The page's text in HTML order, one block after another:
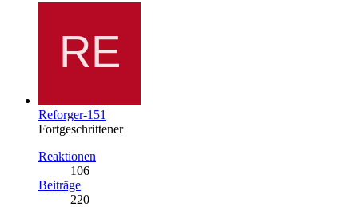
Reforger-151
Fortgeschrittener
Reaktionen
106
Beiträge
220